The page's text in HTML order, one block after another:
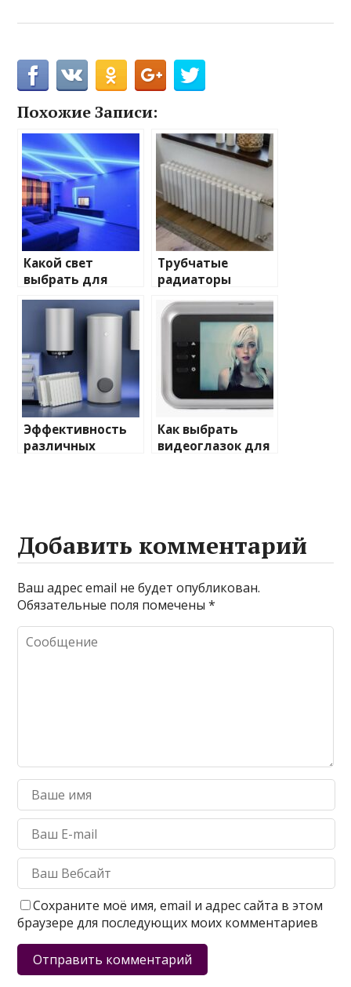
Похожие Записи:
Какой свет
выбрать для
домашнего
освещения
Трубчатые
радиаторы
отопления: виды
и характеристики
Эффективность
различных
Как выбрать
видеоглазок для
Добавить комментарий
Ваш адрес email не будет опубликован.
Обязательные поля помечены*
Сохраните моё имя, email и адрес сайта в этом
браузере для последующих моих комментариев